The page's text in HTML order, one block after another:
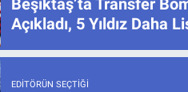
Beşiktaş’ta Transfer
Açıkladı, 5 Yıldız Daha
EDITÖRÜN SEÇTIĞI